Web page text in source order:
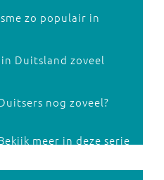
zo populair in
Duitsland zoveel
nog zoveel?
meer in deze serie